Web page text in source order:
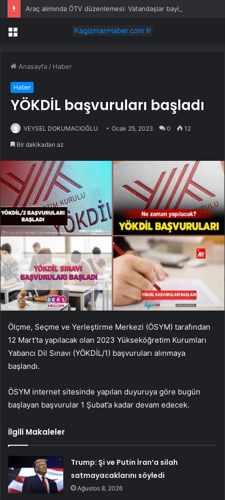
Menü
Anasayfa / Haber
Haber
YÖKDİL başvuruları başladı
VEYSEL DOKUMACIOĞLU Ocak 25, 2023 0 12
Bir dakikadan az
Ölçme, Seçme ve Yerleştirme Merkezi (ÖSYM) tarafından
12 Mart’ta yapılacak olan 2023 Yükseköğretim Kurumları
Yabancı Dil Sınavı (YÖKDİL/1) başvuruları alınmaya
başlandı.
ÖSYM internet sitesinde yapılan duyuruya göre bugün
başlayan başvurular 1 Şubat’a kadar devam edecek.
İlgili Makaleler
Trump: Şi ve Putin İran’a silah
satmayacaklarını söyledi
Ağustos 8, 2026